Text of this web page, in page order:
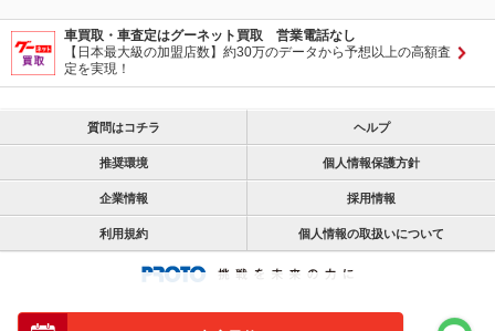
車買取・車査定はグーネット買取 営業電話なし
【日本最大級の加盟店数】約30万のデータから予想以上の高額査
定を実現！
質問はコチラ ヘルプ
推奨環境 個人情報保護方針
企業情報 採用情報
利用規約 個人情報の取扱いについて